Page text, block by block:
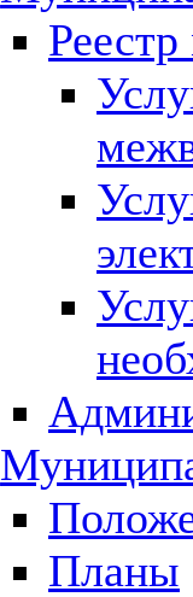
Планы